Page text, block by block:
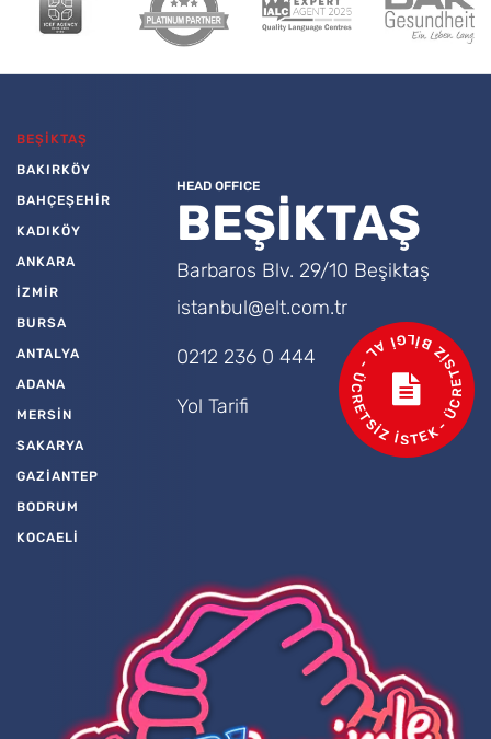
BEŞİKTAŞ
BAKIRKÖY
BAHÇEŞEHİR
KADIKÖY
ANKARA
İZMİR
BURSA
ANTALYA
ADANA
MERSİN
SAKARYA
GAZİANTEP
BODRUM
KOCAELİ
HEAD OFFICE
BEŞİKTAŞ
Barbaros Blv. 29/10 Beşiktaş
istanbul@elt.com.tr
0212 236 0 444
Yol Tarifi - ÜCRETSİZ BİLGİ AL - ÜCRETSİZ İSTEK